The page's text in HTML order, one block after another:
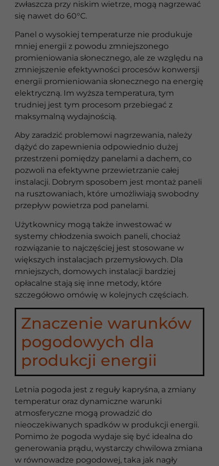
zwłaszcza przy niskim wietrze, mogą nagrzewać
się nawet do 60°C.
Panel o wysokiej temperaturze nie produkuje
mniej energii z powodu zmniejszonego
promieniowania słonecznego, ale ze względu na
zmniejszenie efektywności procesów konwersji
energii promieniowania słonecznego na energię
elektryczną. Im wyższa temperatura, tym
trudniej jest tym procesom przebiegać z
maksymalną wydajnością.
Aby zaradzić problemowi nagrzewania, należy
dążyć do zapewnienia odpowiednio dużej
przestrzeni pomiędzy panelami a dachem, co
pozwoli na efektywne przewietrzanie całej
instalacji. Dobrym sposobem jest montaż paneli
na rusztowaniach, które umożliwiają swobodny
przepływ powietrza pod panelami.
Użytkownicy mogą także inwestować w
systemy chłodzenia swoich paneli, chociaż
rozwiązanie to najczęściej jest stosowane w
większych instalacjach przemysłowych. Dla
mniejszych, domowych instalacji bardziej
opłacalne stają się inne metody, które
szczegółowo omówię w kolejnych częściach.
Znaczenie warunków
pogodowych dla
produkcji energii
Letnia pogoda jest z reguły kapryśna, a zmiany
temperatur oraz dynamiczne warunki
atmosferyczne mogą prowadzić do
nieoczekiwanych spadków w produkcji energii.
Pomimo że pogoda wydaje się być idealna do
generowania prądu, wystarczy chwilowa zmiana
w równowadze pogodowej, taka jak nagły